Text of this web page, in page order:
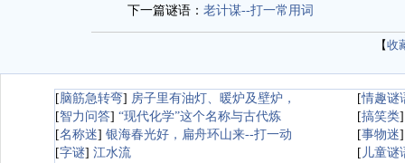
下一篇谜语： 老计谋--打一常用词
【收
[脑筋急转弯] 房子里有油灯、暖炉及壁炉， [情趣谜
[智力问答] “现代化学”这个名称与古代炼 [搞笑类
[名称迷] 银海春光好，扁舟环山来--打一动 [事物迷
[字谜] 江水流 [ 儿童谜